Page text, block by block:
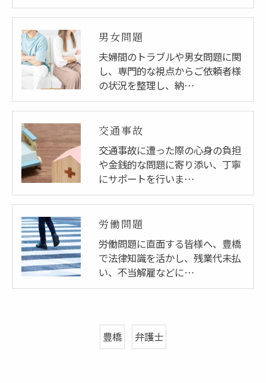
男女問題
夫婦間のトラブルや男女問題に関
し、専門的な視点からご依頼者様
の状況を整理し、納…
交通事故
交通事故に遭った際の心身の負担
や金銭的な問題に寄り添い、丁寧
にサポートを行いま…
労働問題
労働問題に直面する皆様へ、豊橋
で法律知識を活かし、残業代未払
い、不当解雇などに…
豊橋 弁護士